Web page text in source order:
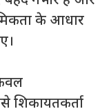
के आधार
शिकायतकर्ता